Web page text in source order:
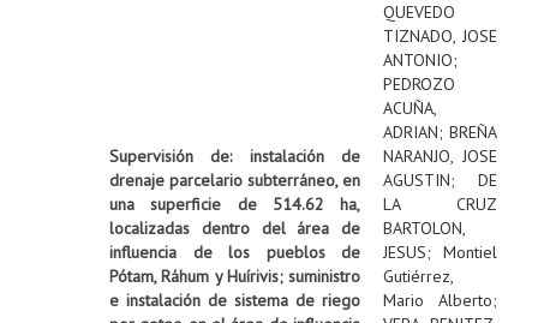
Supervisión de: instalación de
drenaje parcelario subterráneo, en
una superficie de 514.62 ha,
localizadas dentro del área de
influencia de los pueblos de
Pótam, Ráhum y Huírivis; suministro
e instalación de sistema de riego
QUEVEDO
TIZNADO, JOSE
ANTONIO;
PEDROZO
ACUÑA,
ADRIAN; BREÑA
NARANJO, JOSE
AGUSTIN; DE
LA CRUZ
BARTOLON,
JESUS; Montiel
Gutiérrez,
Mario Alberto;